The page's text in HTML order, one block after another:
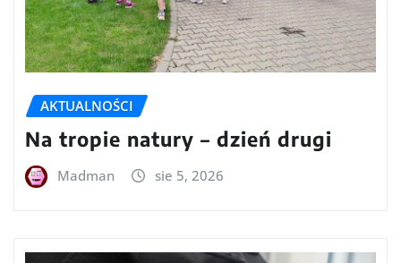
AKTUALNOŚCI
Na tropie natury – dzień drugi
Madman sie 5, 2026